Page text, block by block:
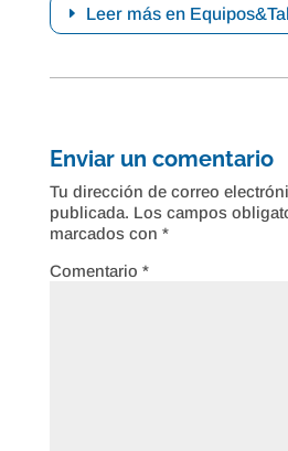
Leer más en
Enviar un comentario
Tu dirección de correo
publicada. Los campos
marcados con *
Comentario *